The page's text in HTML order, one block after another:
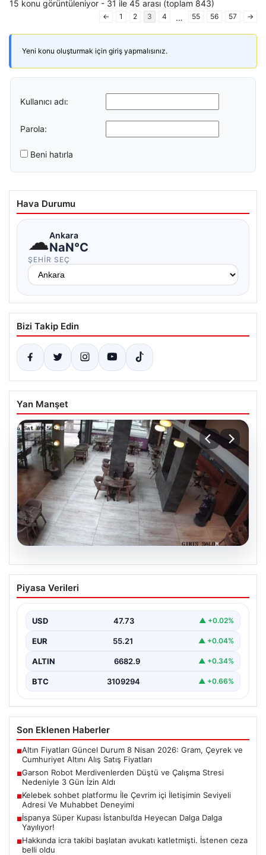
15 konu görüntüleniyor - 31 ile 45 arası (toplam 843)
← 1 2 3 4 … 55 56 57 →
Yeni konu oluşturmak için giriş yapmalısınız.
Kullanıcı adı:
Parola:
Beni hatırla
Hava Durumu
☁Ankara
NaN°C
ŞEHIR SEÇ
Bizi Takip Edin
Yan Manşet
Garson Robot Merdivenlerden Düştü ve
Çalışma Stresi Nedeniyle 3 Gün İzin
Amasya'da faaliyet gösteren bir restoranda görev
gündeme…
Piyasa Verileri
USD 47.73 ▲ +0.02%
EUR 55.21 ▲ +0.04%
ALTIN 6682.9 ▲ +0.34%
BTC 3109294 ▲ +0.66%
Son Eklenen Haberler
■Altın Fiyatları Güncel Durum 8 Nisan 2026: Gram, Çeyrek ve
Cumhuriyet Altını Alış Satış Fiyatları
■Garson Robot Merdivenlerden Düştü ve Çalışma Stresi
Nedeniyle 3 Gün İzin Aldı
■Kelebek sohbet platformu İle Çevrim içi İletişimin Seviyeli
Adresi Ve Muhabbet Deneyimi
■İspanya Süper Kupası İstanbul’da Heyecan Dalga Dalga
Yayılıyor!
■Hakkında icra takibi başlatan avukatı katletmişti. İstenen ceza
belli oldu